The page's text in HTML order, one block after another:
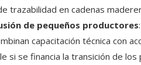
trazabilidad en cadenas
de pequeños productores
capacitación técnica con
si se financia la transición de